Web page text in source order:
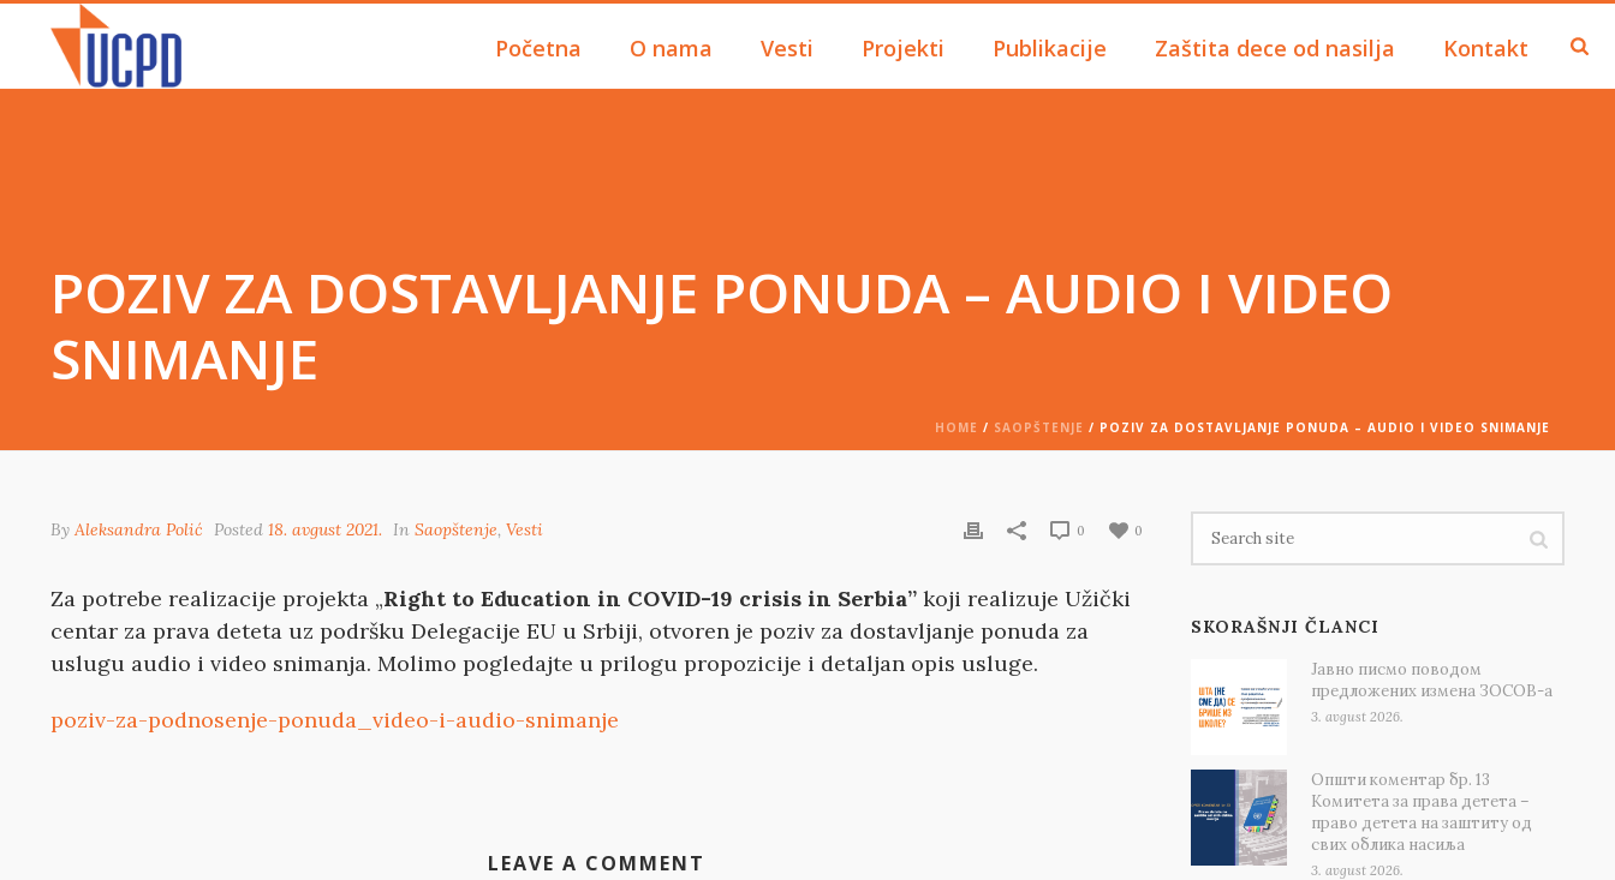
Početna O nama Vesti Projekti Publikacije Zaštita dece od nasilja Kontakt
POZIV ZA DOSTAVLJANJE PONUDA – AUDIO I VIDEO
SNIMANJE
HOME / SAOPŠTENJE / POZIV ZA DOSTAVLJANJE PONUDA – AUDIO I VIDEO SNIMANJE
By Aleksandra Polić Posted 18. avgust 2021. In Saopštenje, Vesti 0
0
Za potrebe realizacije projekta „Right to Education in COVID-19 crisis in Serbia” koji realizuje Užički
centar za prava deteta uz podršku Delegacije EU u Srbiji, otvoren je poziv za dostavljanje ponuda za
uslugu audio i video snimanja. Molimo pogledajte u prilogu propozicije i detaljan opis usluge.
poziv-za-podnosenje-ponuda_video-i-audio-snimanje
LEAVE A COMMENT
SKORAŠNJI ČLANCI
Јавно писмо поводом
предложених измена ЗОСОВ-а
3. avgust 2026.
Општи коментар бр. 13
Комитета за права детета –
право детета на заштиту од
свих облика насиља
3. avgust 2026.